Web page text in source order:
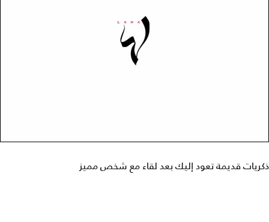
ذكريات قديمة تعود إليك بعد لقاء مع شخص مميز